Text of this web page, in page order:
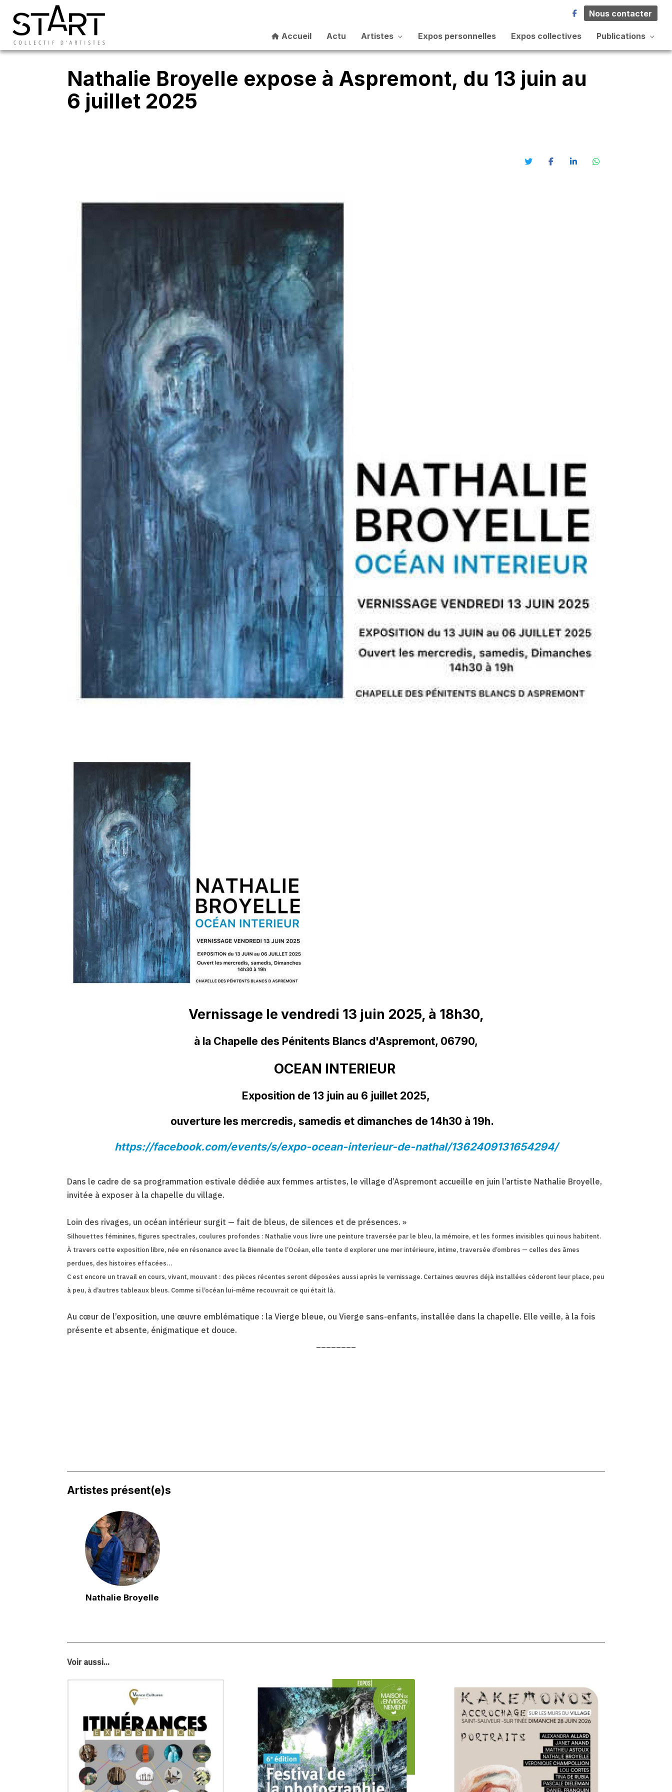
Accueil Actu Artistes Expos personnelles Expos collectives Publications
Nous contacter
Nathalie Broyelle expose à Aspremont, du 13 juin au
6 juillet 2025
Vernissage le vendredi 13 juin 2025, à 18h30,
à la Chapelle des Pénitents Blancs d'Aspremont, 06790,
OCEAN INTERIEUR
Exposition de 13 juin au 6 juillet 2025,
ouverture les mercredis, samedis et dimanches de 14h30 à 19h.
https://facebook.com/events/s/expo-ocean-interieur-de-nathal/1362409131654294/
Dans le cadre de sa programmation estivale dédiée aux femmes artistes, le village d’Aspremont accueille en juin l’artiste Nathalie Broyelle,
invitée à exposer à la chapelle du village.
Loin des rivages, un océan intérieur surgit — fait de bleus, de silences et de présences. »
Silhouettes féminines, figures spectrales, coulures profondes : Nathalie vous livre une peinture traversée par le bleu, la mémoire, et les formes invisibles qui nous habitent.
À travers cette exposition libre, née en résonance avec la Biennale de l’Océan, elle tente d explorer une mer intérieure, intime, traversée d’ombres — celles des âmes
perdues, des histoires effacées…
C est encore un travail en cours, vivant, mouvant : des pièces récentes seront déposées aussi après le vernissage. Certaines œuvres déjà installées céderont leur place, peu
à peu, à d’autres tableaux bleus. Comme si l’océan lui-même recouvrait ce qui était là.
Au cœur de l’exposition, une œuvre emblématique : la Vierge bleue, ou Vierge sans-enfants, installée dans la chapelle. Elle veille, à la fois
présente et absente, énigmatique et douce.
Artistes présent(e)s
Nathalie Broyelle
Voir aussi...